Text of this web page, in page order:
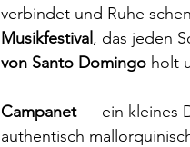
verbindet und Ruhe
Musikfestival, das jeden
von Santo Domingo holt
Campanet — ein kleines
authentisch